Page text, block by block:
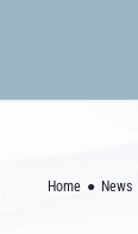
Home News